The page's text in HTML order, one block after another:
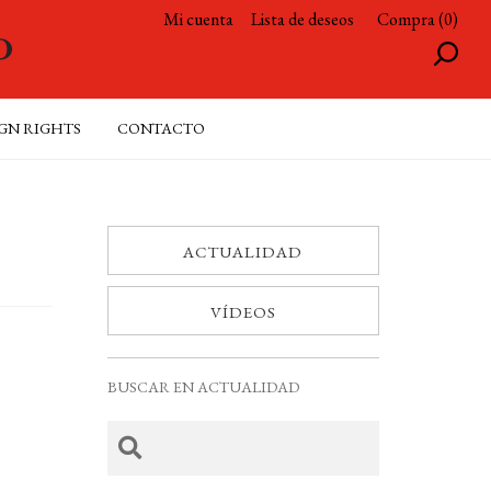
Mi cuenta Lista de deseos Compra (0)
RIGHTS CONTACTO
ACTUALIDAD
VÍDEOS
BUSCAR EN ACTUALIDAD